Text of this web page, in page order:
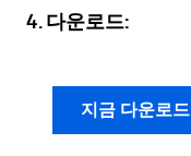
4. 다운로드:
지금 다운로드